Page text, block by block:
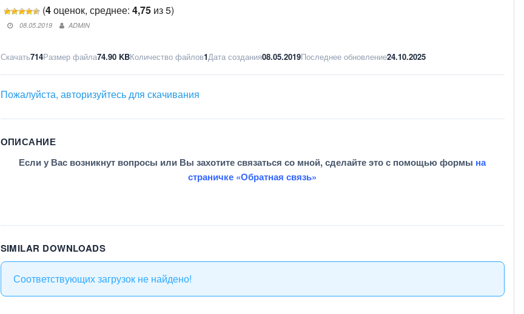
(4оценок, среднее: 4,75из 5)
08.05.2019 ADMIN
Скачать714Размер файла74.90 KBКоличество файлов1Дата создания08.05.2019Последнее обновление24.10.2025
Пожалуйста, авторизуйтесь для скачивания
ОПИСАНИЕ
Если у Вас возникнут вопросы или Вы захотите связаться со мной, сделайте это с помощью формы на
страничке «Обратная связь»
SIMILAR DOWNLOADS
Соответствующих загрузок не найдено!